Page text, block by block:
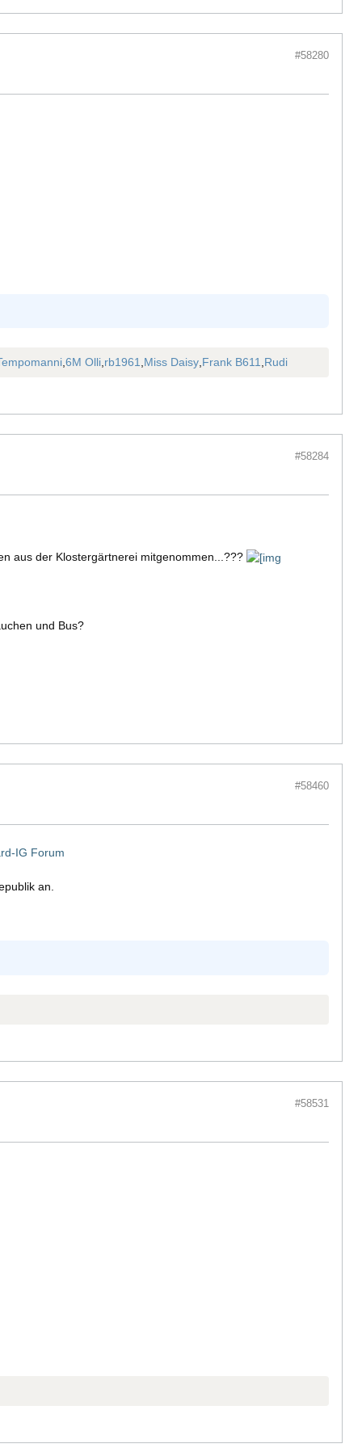
#58280
, 6M Olli, rb1961 Miss Daisy, Frank B611 Rudi
#58284
aus der Klostergärtnerei mitgenommen...???
und Bus?
#58460
IG Forum
an.
#58531